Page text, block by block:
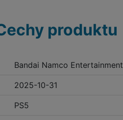
produktu
Bandai Namco Entertainment
2025-10-31
PS5